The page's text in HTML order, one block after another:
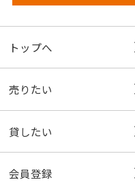
トップへ
売りたい
貸したい
会員登録